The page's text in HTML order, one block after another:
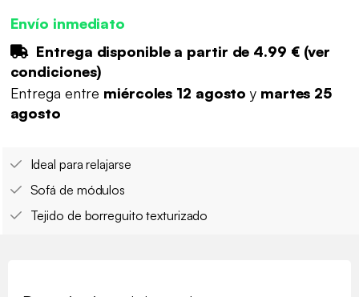
Envío inmediato
Entrega disponible a partir de 4.99 €(ver
condiciones)
Entrega entre miércoles 12 agostoy martes 25
agosto
Ideal para relajarse
Sofá de módulos
Tejido de borreguito texturizado